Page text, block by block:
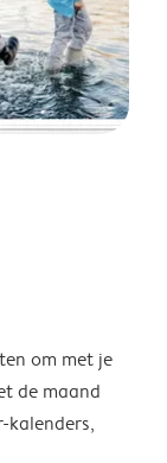
om met je
de maand
kalenders,